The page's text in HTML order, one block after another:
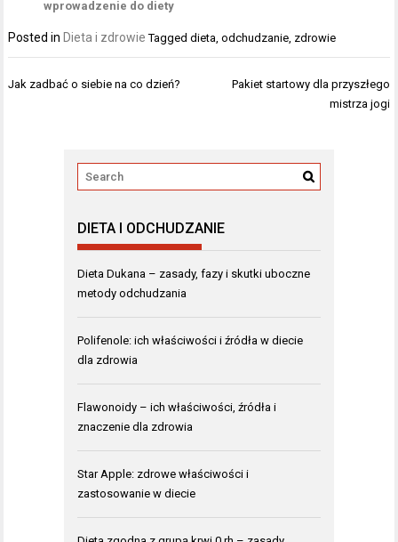
wprowadzenie do diety
Posted in Dieta i zdrowie Taggeddieta ,odchudzanie zdrowie
Nawigacja
Jak zadbać o siebie na co dzień?
Pakiet startowy dla przyszłego
mistrza jogi
DIETA I ODCHUDZANIE
Dieta Dukana – zasady, fazy i skutki uboczne
metody odchudzania
Polifenole: ich właściwości i źródła w diecie
dla zdrowia
Flawonoidy – ich właściwości, źródła i
znaczenie dla zdrowia
Star Apple: zdrowe właściwości i
zastosowanie w diecie